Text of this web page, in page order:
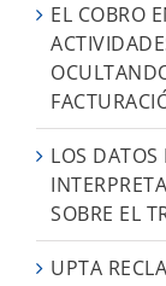
EL COBRO
LOS DATOS
SOBRE EL
UPTA